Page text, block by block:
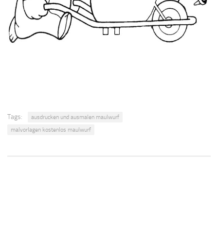
Tags:
ausdrucken und ausmalen maulwurf
malvorlagen kostenlos maulwurf